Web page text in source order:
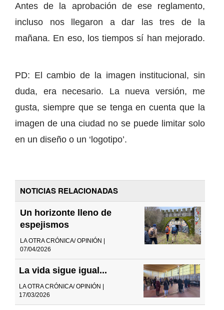
Antes de la aprobación de ese reglamento,
incluso nos llegaron a dar las tres de la
mañana. En eso, los tiempos sí han mejorado.
PD: El cambio de la imagen institucional, sin
duda, era necesario. La nueva versión, me
gusta, siempre que se tenga en cuenta que la
imagen de una ciudad no se puede limitar solo
en un diseño o un ‘logotipo’.
NOTICIAS RELACIONADAS
Un horizonte lleno de
espejismos
LA OTRA CRÓNICA/ OPINIÓN |
07/04/2026
La vida sigue igual...
LA OTRA CRÓNICA/ OPINIÓN |
17/03/2026